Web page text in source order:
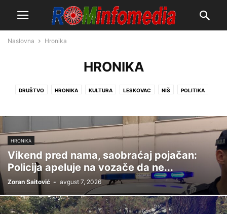
Naslovna Hronika
HRONIKA
DRUŠTVO HRONIKA KULTURA LESKOVAC NIŠ POLITIKA
HRONIKA
Vikend pred nama, saobraćaj pojačan:
Policija apeluje na vozače da ne...
Zoran Saitović - avgust 7, 2026